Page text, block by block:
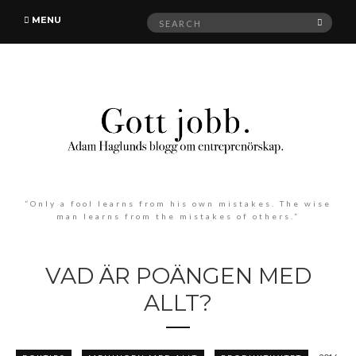
MENU
Search
for:
“Only a fool learns from his own mistakes. The wise
man learns from the mistakes of others.”
VAD ÄR POÄNGEN MED
ALLT?